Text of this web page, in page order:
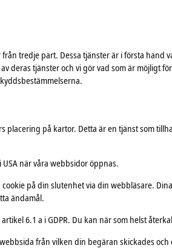
tredje part. Dessa tjänster är i första hand
deras tjänster och vi gör vad som är möjligt
på kartor. Detta är en tjänst som
när våra webbsidor öppnas.
på din slutenhet via din webbläsare.
ändamål.
6.1 a i GDPR. Du kan när som helst
från vilken din begäran skickades